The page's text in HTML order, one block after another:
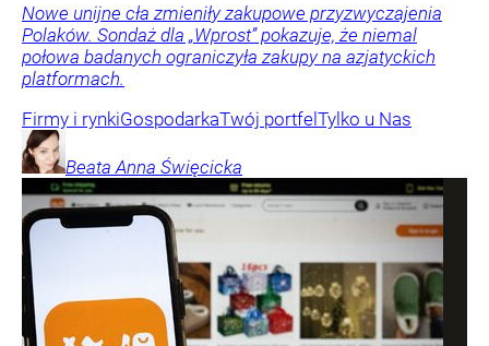
Nowe unijne cła zmieniły zakupowe przyzwyczajenia
Polaków. Sondaż dla „Wprost” pokazuje, że niemal
połowa badanych ograniczyła zakupy na azjatyckich
platformach.
Firmy i rynkiGospodarkaTwój portfel Tylko u Nas
Beata Anna Święcicka